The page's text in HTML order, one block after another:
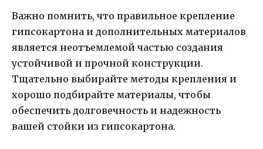
Важно помнить, что правильное крепление
гипсокартона и дополнительных материалов
является неотъемлемой частью создания
устойчивой и прочной конструкции.
Тщательно выбирайте методы крепления и
хорошо подбирайте материалы, чтобы
обеспечить долговечность и надежность
вашей стойки из гипсокартона.